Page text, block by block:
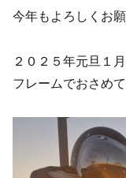
今年もよろしくお願
２０２５年元旦１
フレームでおさめて